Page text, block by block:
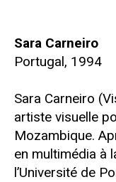
Sara Carneiro
Portugal, 1994
Sara Carneiro
artiste visuelle
Mozambique.
en multimédia à
l’Université de